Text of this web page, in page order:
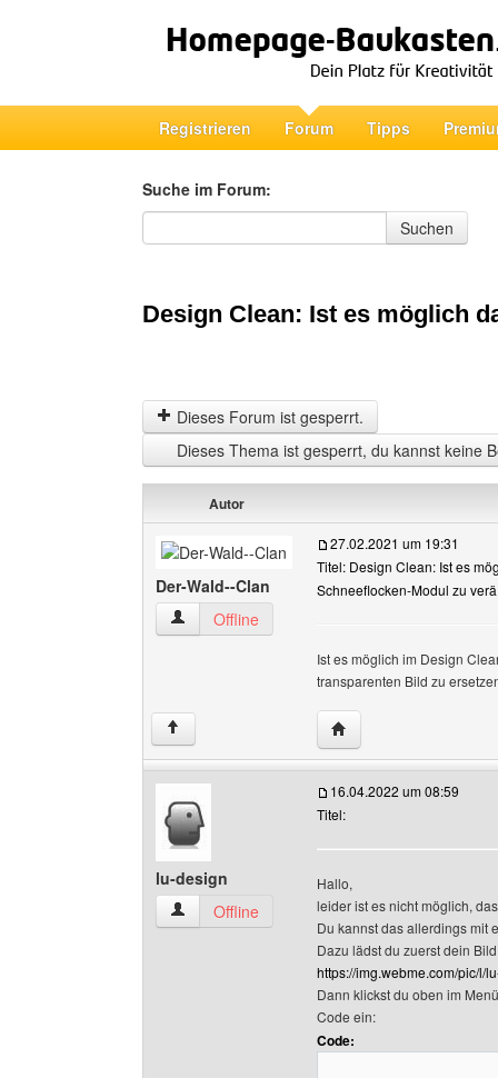
Registrieren Forum Tipps
Suche im Forum:
Suche im Forum
Suchen
Design Clean: Ist es möglich
Dieses Forum ist gesperrt.
Dieses Thema ist gesperrt, du kannst keine
Autor
Der-Wald--Clan
Der-Wald--Clan Benutzer-Profile anzeigen
Offline
27.02.2021 um 19:31
Titel: Design Clean: Ist es
Schneeflocken-Modul zu verä
Ist es möglich im Design
transparenten Bild zu
↑ Website dieses
lu-design
lu-design Benutzer-Profile anzeigen
Offline
16.04.2022 um 08:59
Titel:
Hallo,
leider ist es nicht möglich,
Du kannst das allerdings mit
Dazu lädst du zuerst dein
https://img.webme.com/pic/l/
Dann klickst du oben im
Code ein:
Code: